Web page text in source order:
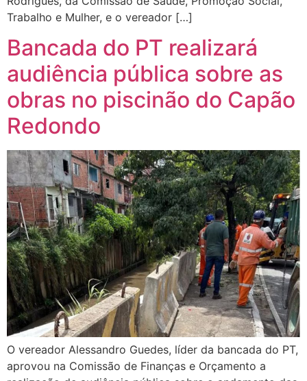
Trabalho e Mulher, e o vereador […]
Bancada do PT realizará
audiência pública sobre as
obras no piscinão do Capão
Redondo
O vereador Alessandro Guedes, líder da bancada do PT,
aprovou na Comissão de Finanças e Orçamento a